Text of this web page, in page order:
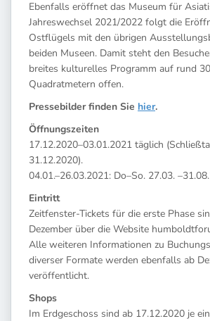
Ebenfalls eröffnet das Museum für
Jahreswechsel 2021/2022 folgt die
Ostflügels mit den übrigen
beiden Museen. Damit steht den
breites kulturelles Programm auf rund
Quadratmetern offen.
Pressebilder finden Sie hier.
Öffnungszeiten
17.12.2020–03.01.2021 täglich
31.12.2020).
04.01.­–26.03.2021: Do–So. 27.03.
Eintritt
Zeitfenster-Tickets für die erste Phase
Dezember über die Website
Alle weiteren Informationen zu
diverser Formate werden ebenfalls ab
veröffentlicht.
Shops
Im Erdgeschoss sind ab 17.12.2020 je